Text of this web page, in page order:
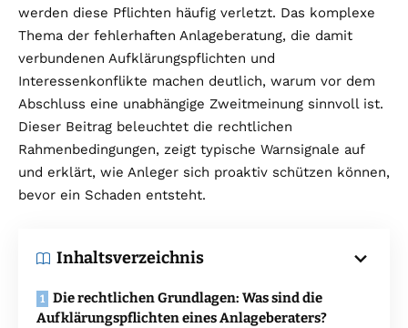
werden diese Pflichten häufig verletzt. Das komplexe
Thema der fehlerhaften Anlageberatung, die damit
verbundenen Aufklärungspflichten und
Interessenkonflikte machen deutlich, warum vor dem
Abschluss eine unabhängige Zweitmeinung sinnvoll ist.
Dieser Beitrag beleuchtet die rechtlichen
Rahmenbedingungen, zeigt typische Warnsignale auf
und erklärt, wie Anleger sich proaktiv schützen können,
bevor ein Schaden entsteht.
Inhaltsverzeichnis
Die rechtlichen Grundlagen: Was sind die
Aufklärungspflichten eines Anlageberaters?